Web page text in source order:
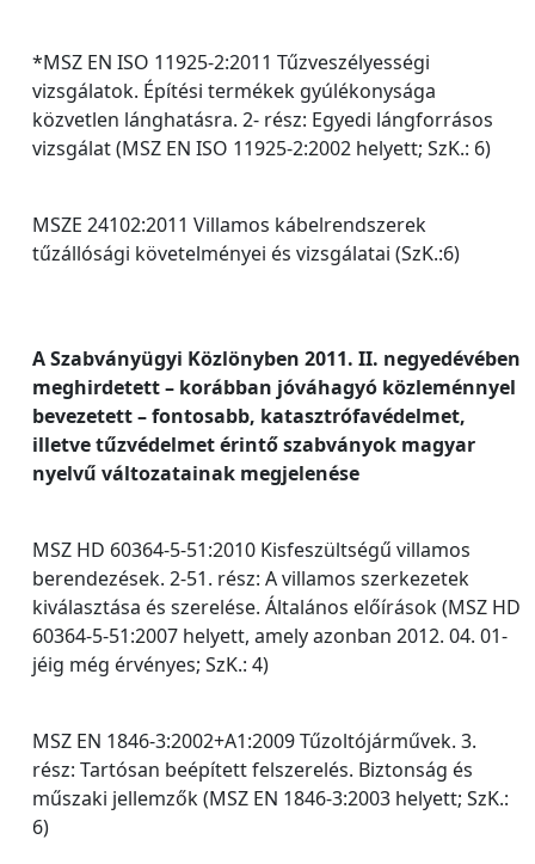
*MSZ EN ISO 11925-2:2011 Tűzveszélyességi
vizsgálatok. Építési termékek gyúlékonysága
közvetlen lánghatásra. 2- rész: Egyedi lángforrásos
vizsgálat (MSZ EN ISO 11925-2:2002 helyett; SzK.: 6)
MSZE 24102:2011 Villamos kábelrendszerek
tűzállósági követelményei és vizsgálatai (SzK.:6)
A Szabványügyi Közlönyben 2011. II. negyedévében
meghirdetett – korábban jóváhagyó közleménnyel
bevezetett – fontosabb, katasztrófavédelmet,
illetve tűzvédelmet érintő szabványok magyar
nyelvű változatainak megjelenése
MSZ HD 60364-5-51:2010 Kisfeszültségű villamos
berendezések. 2-51. rész: A villamos szerkezetek
kiválasztása és szerelése. Általános előírások (MSZ HD
60364-5-51:2007 helyett, amely azonban 2012. 04. 01-
jéig még érvényes; SzK.: 4)
MSZ EN 1846-3:2002+A1:2009 Tűzoltójárművek. 3.
rész: Tartósan beépített felszerelés. Biztonság és
műszaki jellemzők (MSZ EN 1846-3:2003 helyett; SzK.:
6)